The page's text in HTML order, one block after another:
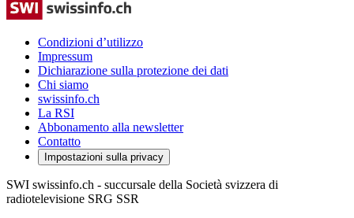
Condizioni d’utilizzo
Impressum
Dichiarazione sulla protezione dei dati
Chi siamo
swissinfo.ch
La RSI
Abbonamento alla newsletter
Contatto
Impostazioni sulla privacy
SWI swissinfo.ch - succursale della Società svizzera di
radiotelevisione SRG SSR